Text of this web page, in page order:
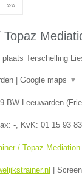
»»
Terschelling
| Google maps ▼
BW Leeuwarden(
-, KvK: 01 15 93 83
/ Topaz